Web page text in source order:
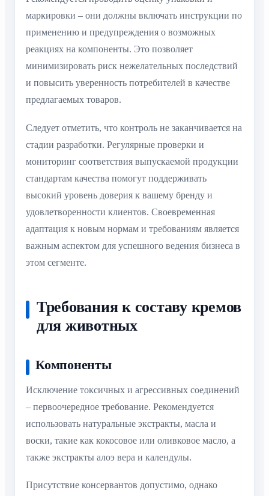
маркировки – они должны включать инструкции по
применению и предупреждения о возможных
реакциях на компоненты. Это позволяет
минимизировать риск нежелательных последствий
и повысить уверенность потребителей в качестве
предлагаемых товаров.
Следует отметить, что контроль не заканчивается на
стадии разработки. Регулярные проверки и
мониторинг соответствия выпускаемой продукции
стандартам качества помогут поддерживать
высокий уровень доверия к вашему бренду и
удовлетворенности клиентов. Своевременная
адаптация к новым нормам и требованиям является
важным аспектом для успешного ведения бизнеса в
этом сегменте.
Требования к составу кремов
для животных
Компоненты
Исключение токсичных и агрессивных соединений
– первоочередное требование. Рекомендуется
использовать натуральные экстракты, масла и
воски, такие как кокосовое или оливковое масло, а
также экстракты алоэ вера и календулы.
Присутствие консервантов допустимо, однако